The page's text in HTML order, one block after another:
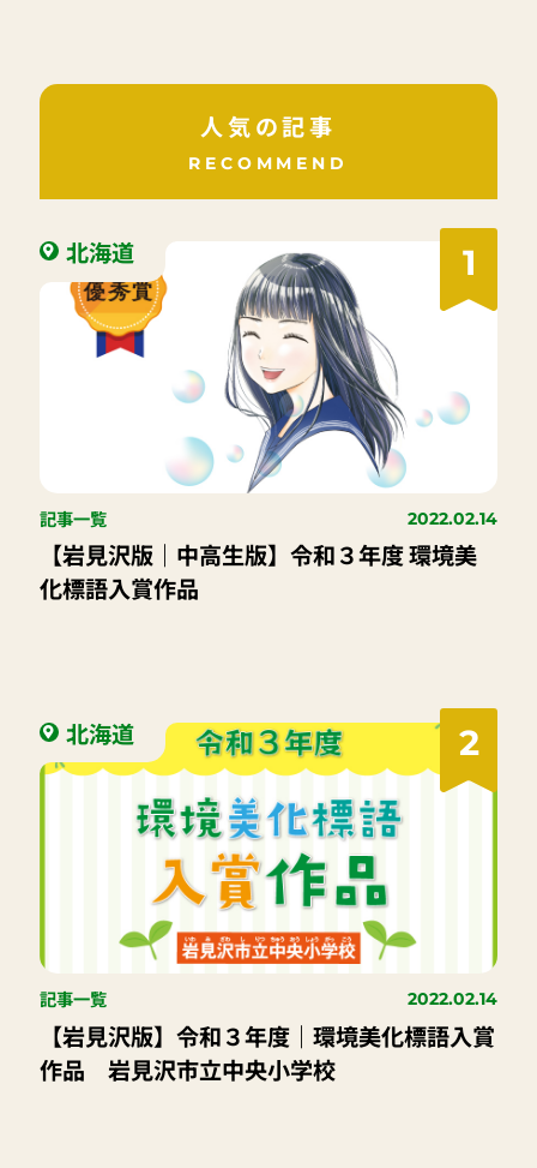
人気の記事
RECOMMEND
1
北海道
記事一覧 2022.02.14
【岩見沢版｜中高生版】令和３年度 環境美
化標語入賞作品
2
北海道
記事一覧 2022.02.14
【岩見沢版】令和３年度｜環境美化標語入賞
作品 岩見沢市立中央小学校